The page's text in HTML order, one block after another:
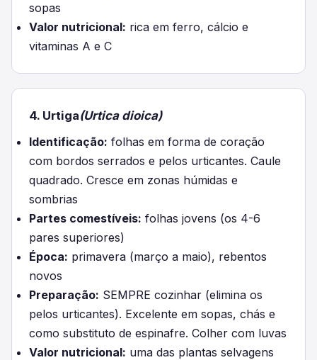
sopas
Valor nutricional: rica em ferro, cálcio e
vitaminas A e C
4. Urtiga(Urtica dioica)
Identificação: folhas em forma de coração
com bordos serrados e pelos urticantes. Caule
quadrado. Cresce em zonas húmidas e
sombrias
Partes comestíveis: folhas jovens (os 4-6
pares superiores)
Época: primavera (março a maio), rebentos
novos
Preparação: SEMPRE cozinhar (elimina os
pelos urticantes). Excelente em sopas, chás e
como substituto de espinafre. Colher com luvas
Valor nutricional: uma das plantas selvagens